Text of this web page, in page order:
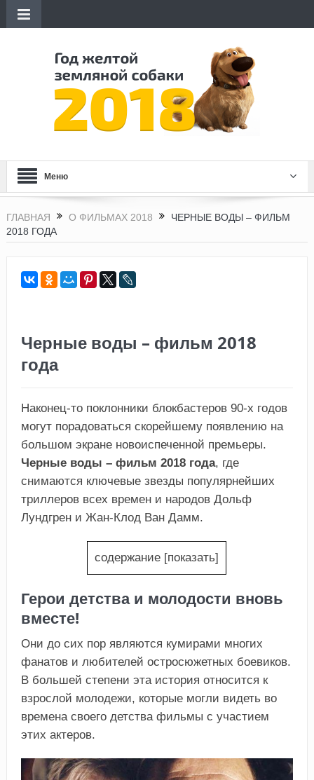
Меню
ГЛАВНАЯ О ФИЛЬМАХ 2018
ЧЕРНЫЕ ВОДЫ – ФИЛЬМ
2018 ГОДА
Черные воды – фильм 2018
года
Наконец-то поклонники блокбастеров 90-х годов
могут порадоваться скорейшему появлению на
большом экране новоиспеченной премьеры.
Черные воды – фильм 2018 года, где
снимаются ключевые звезды популярнейших
триллеров всех времен и народов Дольф
Лундгрен и Жан-Клод Ван Дамм.
содержание [показать]
Герои детства и молодости вновь
вместе!
Они до сих пор являются кумирами многих
фанатов и любителей остросюжетных боевиков.
В большей степени эта история относится к
взрослой молодежи, которые могли видеть во
времена своего детства фильмы с участием
этих актеров.